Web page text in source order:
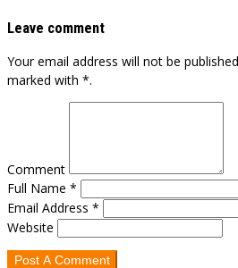
Leave comment
Your email address will not be
marked with *.
Comment
Full Name *
Email Address *
Website